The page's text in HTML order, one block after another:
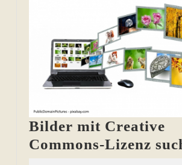
Bilder mit Creative
Commons-Lizenz